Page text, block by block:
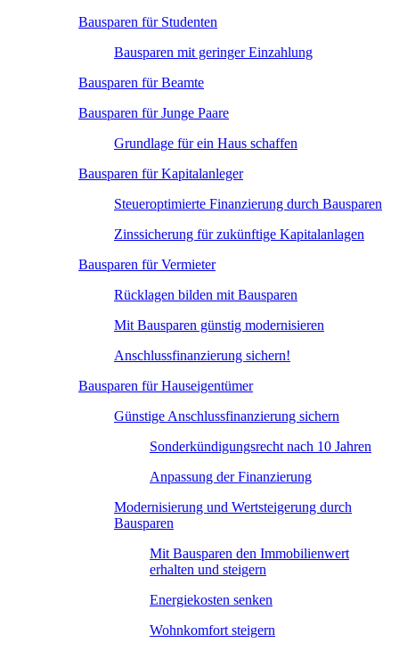
Bausparen für Studenten
Bausparen mit geringer Einzahlung
Bausparen für Beamte
Bausparen für Junge Paare
Grundlage für ein Haus schaffen
Bausparen für Kapitalanleger
Steueroptimierte Finanzierung durch Bausparen
Zinssicherung für zukünftige Kapitalanlagen
Bausparen für Vermieter
Rücklagen bilden mit Bausparen
Mit Bausparen günstig modernisieren
Anschlussfinanzierung sichern!
Bausparen für Hauseigentümer
Günstige Anschlussfinanzierung sichern
Sonderkündigungsrecht nach 10 Jahren
Anpassung der Finanzierung
Modernisierung und Wertsteigerung durch
Bausparen
Mit Bausparen den Immobilienwert
erhalten und steigern
Energiekosten senken
Wohnkomfort steigern